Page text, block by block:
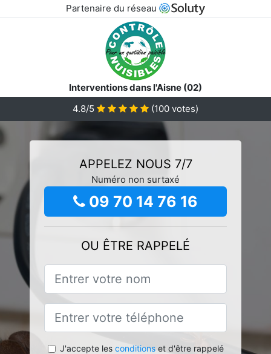
Partenaire du réseau
Interventions dans l'Aisne (02)
4.8/5
(100 votes)
APPELEZ NOUS 7/7
Numéro non surtaxé
09 70 14 76 16
OU ÊTRE RAPPELÉ
J'accepte les conditionset d'être rappelé